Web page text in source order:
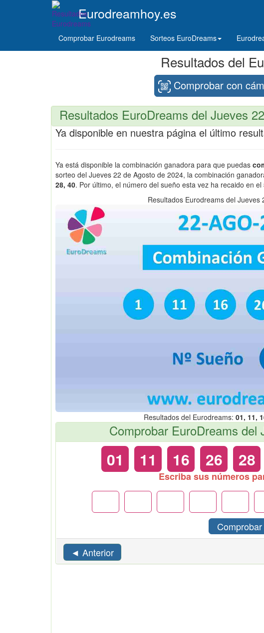
Eurodreamhoy.es
Comprobar Eurodreams Sorteos EuroDreams
Resultados del
Comprobar con
Resultados EuroDreams del Jueves
Ya disponible en nuestra página el último
Ya está disponible la combinación ganadora para que puedas
sorteo del Jueves 22 de Agosto de 2024, la combinación
28, 40. Por último, el número del sueño esta vez ha recaido en el
Resultados Eurodreams del Jueves
Resultados del Eurodreams: 01, 11,
Comprobar EuroDreams del
01 11 16 26 28
Escriba sus números
Comprobar
◄ Anterior